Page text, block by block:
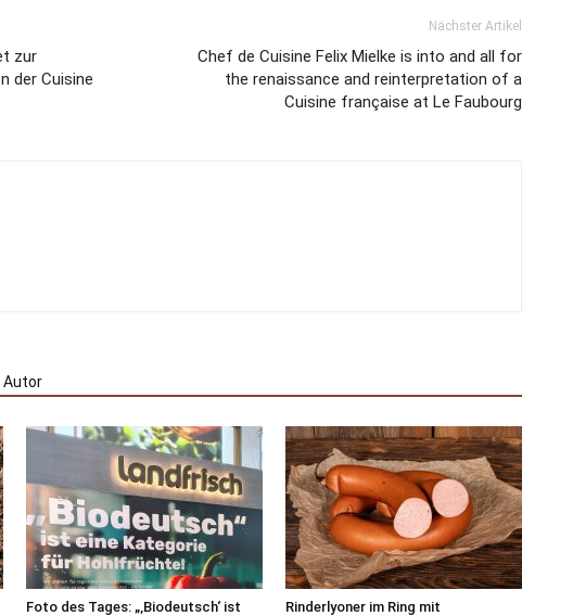
zur
der Cuisine
Nächster Artikel
Chef de Cuisine Felix Mielke is into and all for
the renaissance and reinterpretation of a
Cuisine française at Le Faubourg
Autor
Foto des Tages: „‚Biodeutsch‘ ist
Rinderlyoner im Ring mit